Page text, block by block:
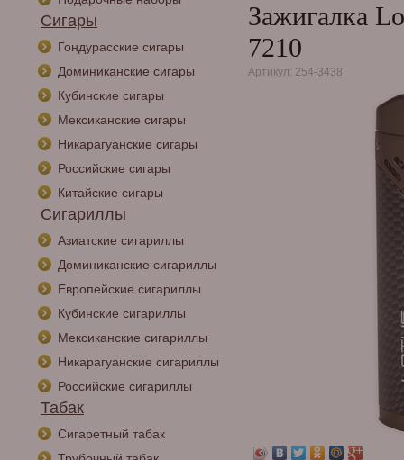
Сигары
Гондурасские сигары
Доминиканские сигары
Кубинские сигары
Мексиканские сигары
Никарагуанские сигары
Российские сигары
Китайские сигары
Сигариллы
Азиатские сигариллы
Доминиканские сигариллы
Европейские сигариллы
Кубинские сигариллы
Мексиканские сигариллы
Никарагуанские сигариллы
Российские сигариллы
Табак
Сигаретный табак
Зажигалка
7210
Артикул: 254-3438